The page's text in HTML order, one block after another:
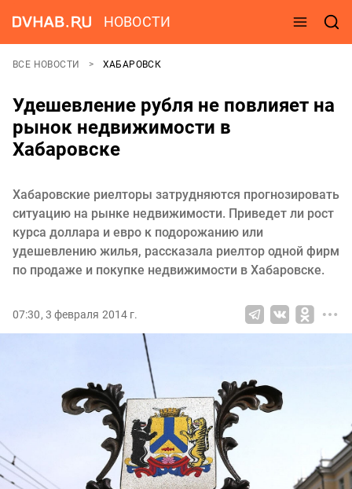
НОВОСТИ
ВСЕ НОВОСТИ ХАБАРОВСК
Удешевление рубля не повлияет на
рынок недвижимости в
Хабаровске
Хабаровские риелторы затрудняются прогнозировать
ситуацию на рынке недвижимости. Приведет ли рост
курса доллара и евро к подорожанию или
удешевлению жилья, рассказала риелтор одной фирм
по продаже и покупке недвижимости в Хабаровске.
07:30, 3 февраля 2014 г.